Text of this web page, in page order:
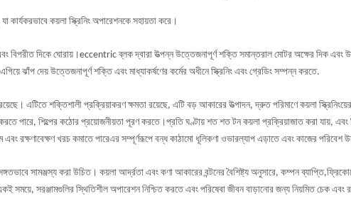
কার্যকরভাবে কয়লা স্ক্রিনিং অপারেশনকে সহায়তা করে।
এবং বিপরীত দিকে ঘোরায়।eccentric ব্লক দ্বারা উত্পন্ন উত্তেজনাপূর্ণ শক্তি সমান্তরাল মোটর অক্ষের দিক
ঝাঁপ দেয় উত্তেজনাপূর্ণ শক্তি এবং মাধ্যাকর্ষণের কর্মের অধীনে স্ক্রিনিং এবং গ্রেডিং সম্পন্ন করতে.
রয়েছে। এটিতে শক্তিশালী প্রক্রিয়াকরণ ক্ষমতা রয়েছে, এটি বড় আকারের উত্পাদন, দ্রুত পরিমাণে কয়লা
পারে, শিল্পের কঠোর প্রয়োজনীয়তা পূরণ করতে।প্রতি ঘণ্টায় শত শত টন কয়লা প্রক্রিয়াজাত করা যায়, এবং
রক্ষণাবেক্ষণ খরচ কমাতে পারেএর সম্পূর্ণরূপে বন্ধ কাঠামো ধূলিকণা ওভারল্যাপ এড়াতে এবং কাজের পরিবেশ
সামঞ্জস্য করা উচিত। কয়লা আর্দ্রতা এবং কণা আকারের বন্টনের বৈশিষ্ট্য অনুসারে, কম্পন
সময়ে, সরঞ্জামগুলির স্থিতিশীল অপারেশন নিশ্চিত করতে এবং পরিষেবা জীবন বাড়ানোর জন্য নিয়মিত চেক এবং